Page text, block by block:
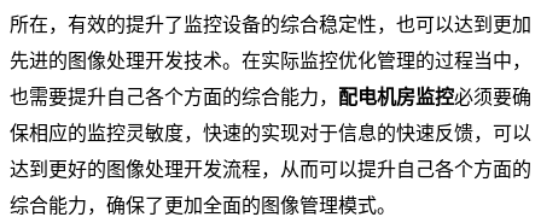
所在，有效的提升了监控设备的综合稳定性，也可以达到更加
先进的图像处理开发技术。在实际监控优化管理的过程当中，
也需要提升自己各个方面的综合能力， 配电机房监控必须要确
保相应的监控灵敏度，快速的实现对于信息的快速反馈，可以
达到更好的图像处理开发流程，从而可以提升自己各个方面的
综合能力，确保了更加全面的图像管理模式。